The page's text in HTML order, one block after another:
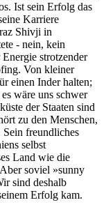
Ist sein Erfolg das
Karriere
Shivji in
- nein, kein
strotzender
Von kleiner
einen Inder halten;
wäre uns schwer
der Staaten sind
zu den Menschen,
freundliches
selbst
Land wie die
soviel »sunny
sind deshalb
Erfolg kam.